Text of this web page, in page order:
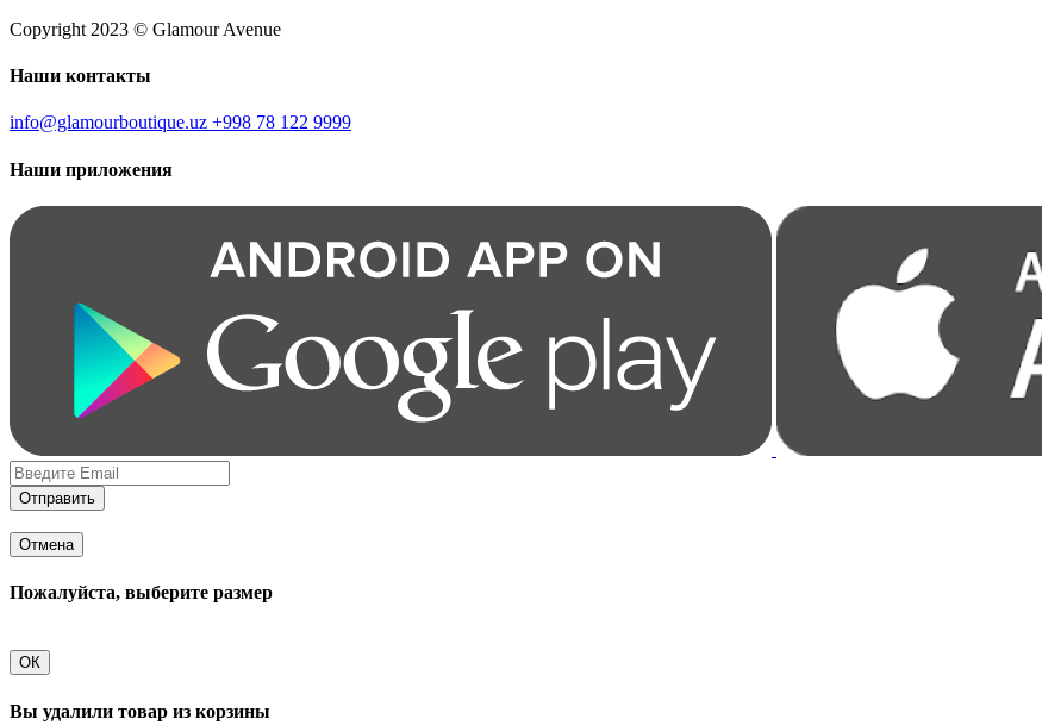
Copyright 2023 © Glamour Avenue
Наши контакты
info@glamourboutique.uz +998 78 122 9999
Наши приложения
Отправить
Отмена
Пожалуйста, выберите размер
ОК
Вы удалили товар из корзины